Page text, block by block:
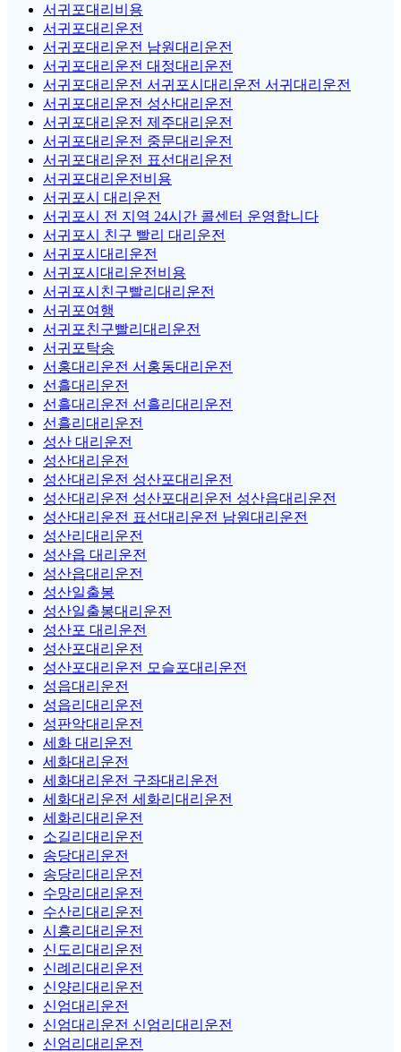
서귀포대리비용
서귀포대리운전
서귀포대리운전 남원대리운전
서귀포대리운전 대정대리운전
서귀포대리운전 서귀포시대리운전 서귀대리운전
서귀포대리운전 성산대리운전
서귀포대리운전 제주대리운전
서귀포대리운전 중문대리운전
서귀포대리운전 표선대리운전
서귀포대리운전비용
서귀포시 대리운전
서귀포시 전 지역 24시간 콜센터 운영합니다
서귀포시 친구 빨리 대리운전
서귀포시대리운전
서귀포시대리운전비용
서귀포시친구빨리대리운전
서귀포여행
서귀포친구빨리대리운전
서귀포탁송
서홍대리운전 서홍동대리운전
선흘대리운전
선흘대리운전 선흘리대리운전
선흘리대리운전
성산 대리운전
성산대리운전
성산대리운전 성산포대리운전
성산대리운전 성산포대리운전 성산읍대리운전
성산대리운전 표선대리운전 남원대리운전
성산리대리운전
성산읍 대리운전
성산읍대리운전
성산일출봉
성산일출봉대리운전
성산포 대리운전
성산포대리운전
성산포대리운전 모슬포대리운전
성읍대리운전
성읍리대리운전
성판악대리운전
세화 대리운전
세화대리운전
세화대리운전 구좌대리운전
세화대리운전 세화리대리운전
세화리대리운전
소길리대리운전
송당대리운전
송당리대리운전
수망리대리운전
수산리대리운전
시흥리대리운전
신도리대리운전
신례리대리운전
신양리대리운전
신엄대리운전
신엄대리운전 신엄리대리운전
신엄리대리운전